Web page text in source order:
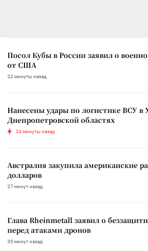
Посол Кубы в России заявил о
от США
22 минуты назад
Нанесены удары по логистике ВСУ в
Днепропетровской областях
24 минуты назад
Австралия закупила американские
долларов
27 минут назад
Глава Rheinmetall заявил о
перед атаками дронов
30 минут назад